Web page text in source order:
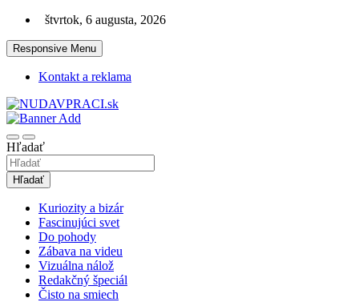
Skip
content
štvrtok, 6 augusta, 2026
Responsive Menu
Kontakt a reklama
nudaVpráci.sk
Hľadať
Hľadať
Kuriozity a bizár
Fascinujúci svet
Do pohody
Zábava na videu
Vizuálna nálož
Redakčný špeciál
Čisto na smiech